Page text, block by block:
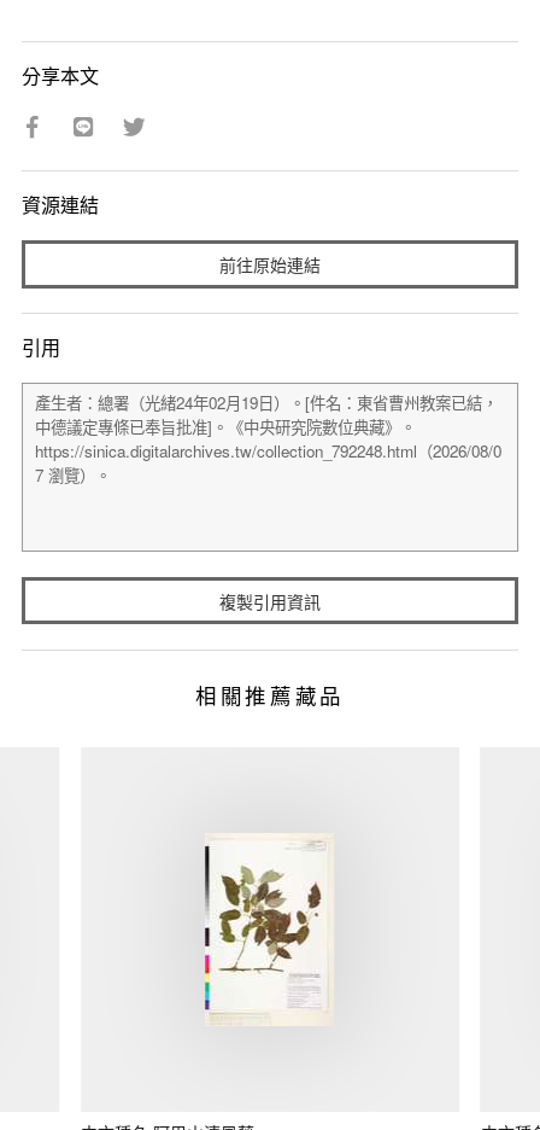
分享本文
資源連結
前往原始連結
引用
複製引用資訊
相關推薦藏品